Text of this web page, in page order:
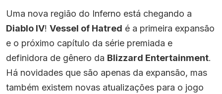
Uma nova região do Inferno está chegando a
Diablo IV! Vessel of Hatred é a primeira expansão
e o próximo capítulo da série premiada e
definidora de gênero da Blizzard Entertainment.
Há novidades que são apenas da expansão, mas
também existem novas atualizações para o jogo